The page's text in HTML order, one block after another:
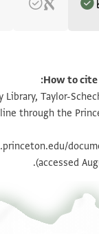
How to
Library, Taylor-
through the
(accessed